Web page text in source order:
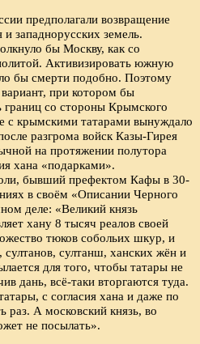
предполагали возвращение
западнорусских земель.
бы Москву, как со
Активизировать южную
бы смерти подобно. Поэтому
при котором бы
границ со стороны Крымского
с крымскими татарами вынуждало
разгрома войск Казы-Гирея
на протяжении полутора
хана «подарками».
бывший префектом Кафы в 30-
в своём «Описании Черного
деле: «Великий князь
хану 8 тысяч реалов своей
тюков собольих шкур, и
султанов, султанш, ханских жён и
для того, чтобы татары не
дань, всё-таки вторгаются туда.
с согласия хана и даже по
раз. А московский князь, во
не посылать».